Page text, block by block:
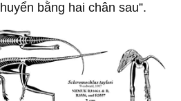
bằng hai chân sau”.